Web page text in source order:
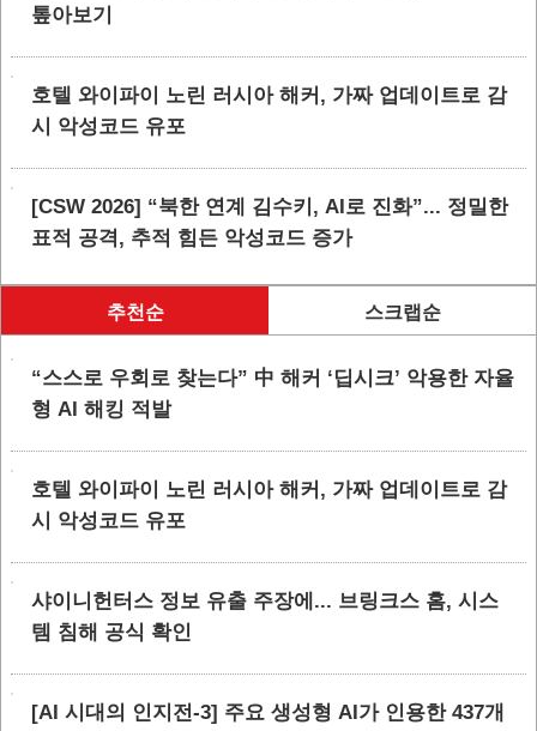
톺아보기
호텔 와이파이 노린 러시아 해커, 가짜 업데이트로 감
시 악성코드 유포
[CSW 2026] “북한 연계 김수키, AI로 진화”... 정밀한
표적 공격, 추적 힘든 악성코드 증가
추천순 스크랩순
“스스로 우회로 찾는다” 中 해커 ‘딥시크’ 악용한 자율
형 AI 해킹 적발
호텔 와이파이 노린 러시아 해커, 가짜 업데이트로 감
시 악성코드 유포
샤이니헌터스 정보 유출 주장에... 브링크스 홈, 시스
템 침해 공식 확인
[AI 시대의 인지전-3] 주요 생성형 AI가 인용한 437개